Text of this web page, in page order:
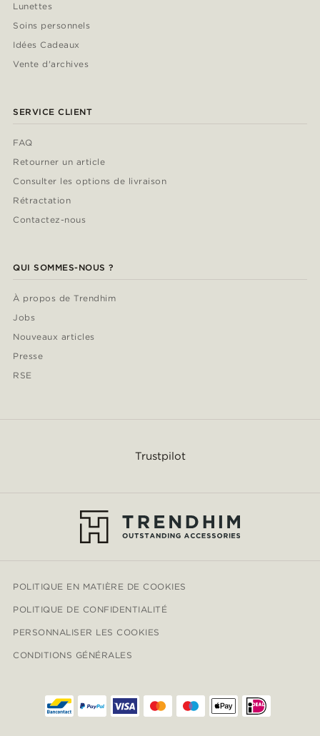
Lunettes
Soins personnels
Idées Cadeaux
Vente d'archives
SERVICE CLIENT
FAQ
Retourner un article
Consulter les options de livraison
Rétractation
Contactez-nous
QUI SOMMES-NOUS ?
À propos de Trendhim
Jobs
Nouveaux articles
Presse
RSE
Trustpilot
POLITIQUE EN MATIÈRE DE COOKIES
POLITIQUE DE CONFIDENTIALITÉ
PERSONNALISER LES COOKIES
CONDITIONS GÉNÉRALES